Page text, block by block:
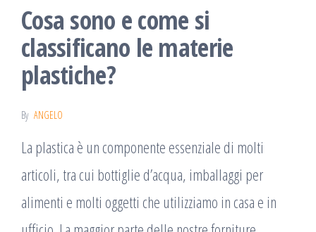
Cosa sono e come si
classificano le materie
plastiche?
By ANGELO
La plastica è un componente essenziale di molti
articoli, tra cui bottiglie d’acqua, imballaggi per
alimenti e molti oggetti che utilizziamo in casa e in